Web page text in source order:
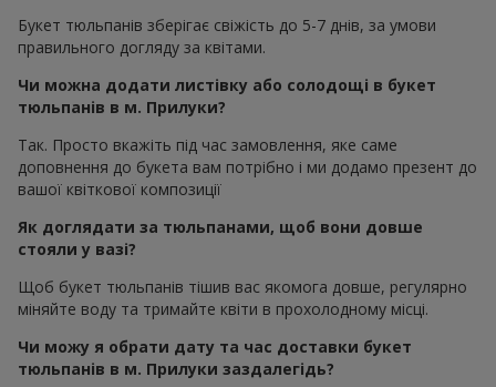
Букет тюльпанів зберігає свіжість до 5-7 днів, за умови
правильного догляду за квітами.
Чи можна додати листівку або солодощі в букет
тюльпанів в м. Прилуки?
Так. Просто вкажіть під час замовлення, яке саме
доповнення до букета вам потрібно і ми додамо презент до
вашої квіткової композиції
Як доглядати за тюльпанами, щоб вони довше
стояли у вазі?
Щоб букет тюльпанів тішив вас якомога довше, регулярно
міняйте воду та тримайте квіти в прохолодному місці.
Чи можу я обрати дату та час доставки букет
тюльпанів в м. Прилуки заздалегідь?